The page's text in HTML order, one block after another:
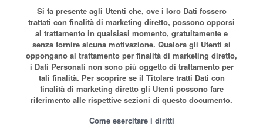
Si fa presente agli Utenti che, ove i loro Dati fossero
trattati con finalità di marketing diretto, possono opporsi
al trattamento in qualsiasi momento, gratuitamente e
senza fornire alcuna motivazione. Qualora gli Utenti si
oppongano al trattamento per finalità di marketing diretto,
i Dati Personali non sono più oggetto di trattamento per
tali finalità. Per scoprire se il Titolare tratti Dati con
finalità di marketing diretto gli Utenti possono fare
riferimento alle rispettive sezioni di questo documento.
Come esercitare i diritti